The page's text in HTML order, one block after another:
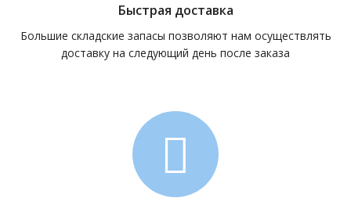
Быстрая доставка
Большие складские запасы позволяют нам осуществлять
доставку на следующий день после заказа